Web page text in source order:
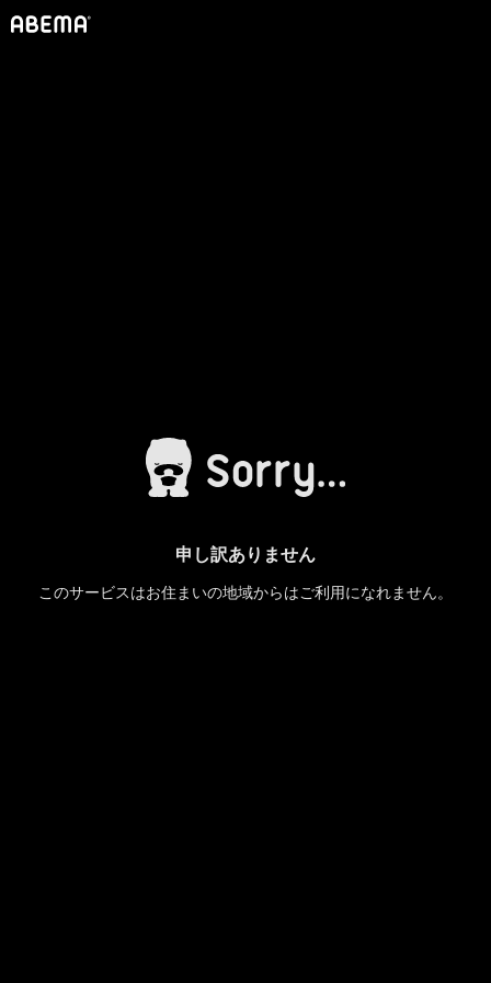
申し訳ありません
このサービスはお住まいの地域からはご利用になれません。